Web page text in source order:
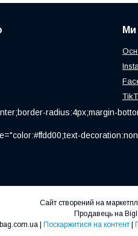
Ми
radius:4px;margin-
Сайт створений на
Продавець на
Поскаржитися на контент